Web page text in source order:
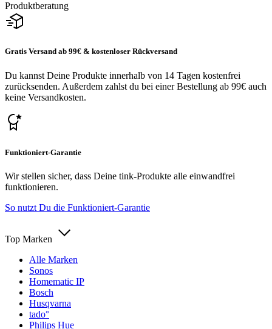
Produktberatung
Gratis Versand ab 99€ & kostenloser Rückversand
Du kannst Deine Produkte innerhalb von 14 Tagen kostenfrei
zurücksenden. Außerdem zahlst du bei einer Bestellung ab 99€ auch
keine Versandkosten.
Funktioniert-Garantie
Wir stellen sicher, dass Deine tink-Produkte alle einwandfrei
funktionieren.
So nutzt Du die Funktioniert-Garantie
Top Marken
Alle Marken
Sonos
Homematic IP
Bosch
Husqvarna
tado°
Philips Hue